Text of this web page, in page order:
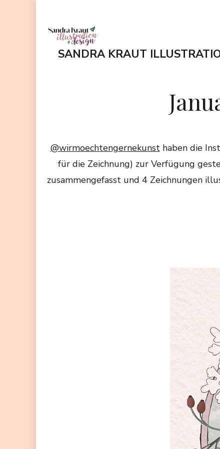
springen
(EnterSANDRA KRAUT
@wirmoechtengernekunsthaben die
für die Zeichnung) zur Verfügung
zusammengefasst und 4 Zeichnungen